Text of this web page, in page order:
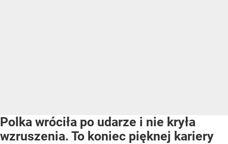
Polka wróciła po udarze i nie kryła
wzruszenia. To koniec pięknej kariery